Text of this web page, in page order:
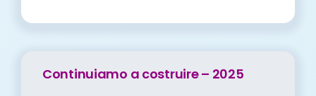
Continuiamo a costruire – 2025